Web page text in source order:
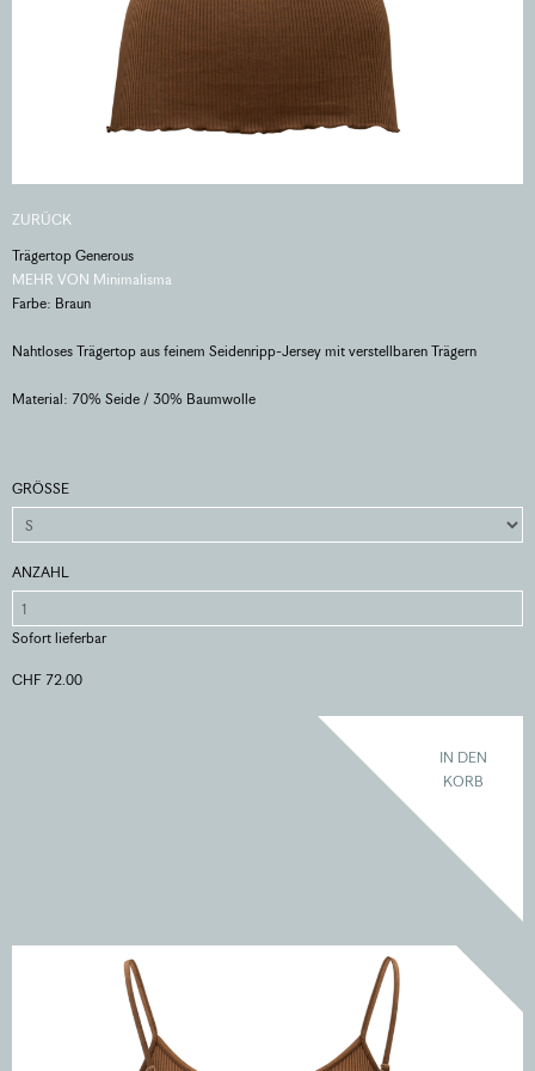
ZURÜCK
Trägertop Generous
MEHR VON Minimalisma
Farbe: Braun
Nahtloses Trägertop aus feinem Seidenripp-Jersey mit verstellbaren Trägern
Material: 70% Seide / 30% Baumwolle
GRÖSSE
ANZAHL
Sofort lieferbar
CHF 72.00
IN DEN
KORB